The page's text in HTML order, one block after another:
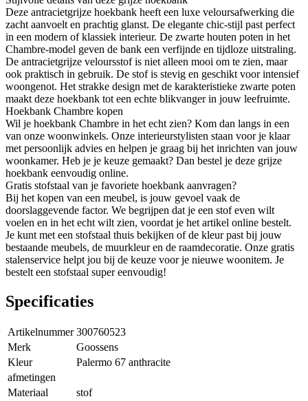
Deze antracietgrijze hoekbank heeft een luxe veloursafwerking die
zacht aanvoelt en prachtig glanst. De elegante chic-stijl past perfect
in een modern of klassiek interieur. De zwarte houten poten in het
Chambre-model geven de bank een verfijnde en tijdloze uitstraling.
De antracietgrijze veloursstof is niet alleen mooi om te zien, maar
ook praktisch in gebruik. De stof is stevig en geschikt voor intensief
woongenot. Het strakke design met de karakteristieke zwarte poten
maakt deze hoekbank tot een echte blikvanger in jouw leefruimte.
Hoekbank Chambre kopen
Wil je hoekbank Chambre in het echt zien? Kom dan langs in een
van onze woonwinkels. Onze interieurstylisten staan voor je klaar
met persoonlijk advies en helpen je graag bij het inrichten van jouw
woonkamer. Heb je je keuze gemaakt? Dan bestel je deze grijze
hoekbank eenvoudig online.
Gratis stofstaal van je favoriete hoekbank aanvragen?
Bij het kopen van een meubel, is jouw gevoel vaak de
doorslaggevende factor. We begrijpen dat je een stof even wilt
voelen en in het echt wilt zien, voordat je het artikel online bestelt.
Je kunt met een stofstaal thuis bekijken of de kleur past bij jouw
bestaande meubels, de muurkleur en de raamdecoratie. Onze gratis
stalenservice helpt jou bij de keuze voor je nieuwe woonitem. Je
bestelt een stofstaal super eenvoudig!
Specificaties
Artikelnummer 300760523
Merk
Goossens
Kleur
Palermo 67 anthracite
afmetingen
Materiaal
stof